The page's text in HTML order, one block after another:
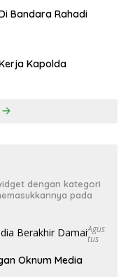
Bandara Rahadi
Kapolda
dengan kategori
pada
Agus
Tus
Oknum Media